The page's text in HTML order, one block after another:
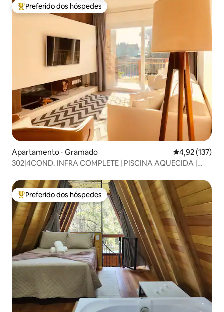
Entre os melhores preferidos dos hóspedes
Preferido dos hóspedes
Apartamento ⋅ Gramado 4,92 de uma
4,92 (137)
302|4COND. INFRA COMPLETE | PISCINA AQUECIDA |
Entre os melhores preferidos dos hóspedes
Preferido dos hóspedes